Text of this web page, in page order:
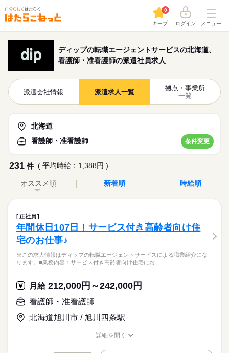
キープ
0
ログイン メニュー
ディップの転職エージェントサービスの北海道、
看護師・准看護師の派遣社員求人
派遣会社情報 派遣求人一覧
拠点・事業所
一覧
北海道
看護師・准看護師
条件変更
231 件 ( 平均時給：1,388円 )
オススメ順 新着順 時給順
正社員
年間休日107日！サービス付き高齢者向け住
宅のお仕事♪
※この求人情報はディップの転職エージェントサービスによる職業紹介にな
ります。■業務内容：サービス付き高齢者向け住宅にお…
月給212,000円～242,000円
看護師・准看護師
北海道旭川市 / 旭川四条駅
詳細を開く